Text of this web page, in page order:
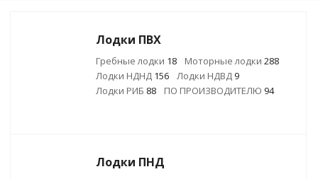
Лодки ПВХ
Гребные лодки 18 Моторные лодки 288
Лодки НДНД 156 Лодки НДВД 9
Лодки РИБ 88 ПО ПРОИЗВОДИТЕЛЮ 94
Лодки ПНД